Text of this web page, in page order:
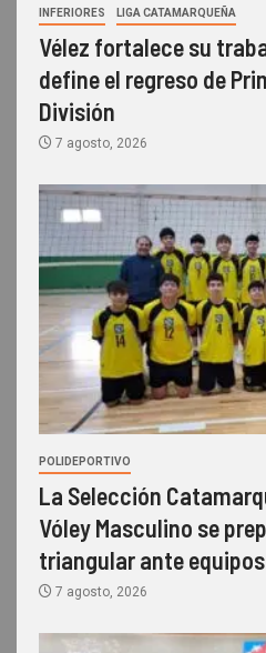
INFERIORES LIGA CATAMARQUEÑA
Vélez fortalece su
define el regreso de
División
7 agosto, 2026
POLIDEPORTIVO
La Selección
Vóley Masculino se
triangular ante equipos
7 agosto, 2026